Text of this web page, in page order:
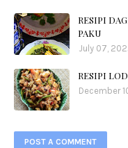
RESIPI
PAKU
July 07,
RESIPI
December
POST A COMMENT